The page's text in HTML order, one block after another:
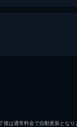
は通常料金で自動更新となり